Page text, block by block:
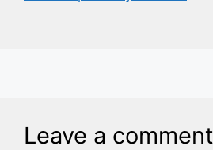
Leave a comment